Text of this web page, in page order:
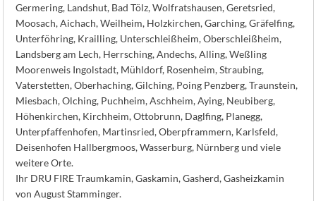
Germering, Landshut, Bad Tölz, Wolfratshausen, Geretsried,
Moosach, Aichach, Weilheim, Holzkirchen, Garching, Gräfelfing,
Unterföhring, Krailling, Unterschleißheim, Oberschleißheim,
Landsberg am Lech, Herrsching, Andechs, Alling, Weßling
Moorenweis Ingolstadt, Mühldorf, Rosenheim, Straubing,
Vaterstetten, Oberhaching, Gilching, Poing Penzberg, Traunstein,
Miesbach, Olching, Puchheim, Aschheim, Aying, Neubiberg,
Höhenkirchen, Kirchheim, Ottobrunn, Daglfing, Planegg,
Unterpfaffenhofen, Martinsried, Oberpframmern, Karlsfeld,
Deisenhofen Hallbergmoos, Wasserburg, Nürnberg und viele
weitere Orte.
Ihr DRU FIRE Traumkamin, Gaskamin, Gasherd, Gasheizkamin
von August Stamminger.